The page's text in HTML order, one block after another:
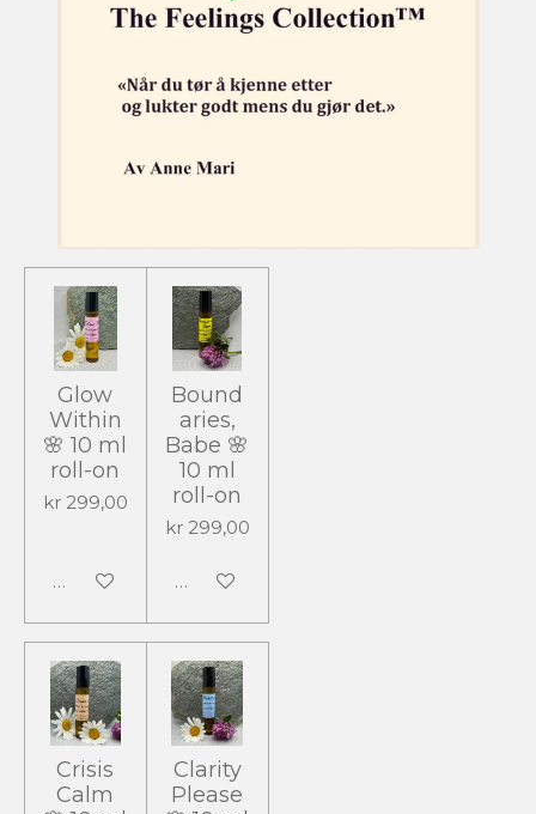
Glow
Within
🌸 10 ml
roll-on
kr 299,00
Legg til handlevogn
Bound
aries,
Babe 🌸
10 ml
roll-on
kr 299,00
Legg til handlevogn
Crisis
Calm
Clarity
Please